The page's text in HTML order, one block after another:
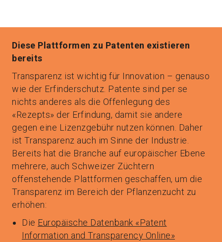
Diese Plattformen zu Patenten existieren
bereits
Transparenz ist wichtig für Innovation – genauso
wie der Erfinderschutz. Patente sind per se
nichts anderes als die Offenlegung des
«Rezepts» der Erfindung, damit sie andere
gegen eine Lizenzgebühr nutzen können. Daher
ist Transparenz auch im Sinne der Industrie.
Bereits hat die Branche auf europäischer Ebene
mehrere, auch Schweizer Züchtern
offenstehende Plattformen geschaffen, um die
Transparenz im Bereich der Pflanzenzucht zu
erhöhen:
Die Europäische Datenbank «Patent
Information and Transparency Online»